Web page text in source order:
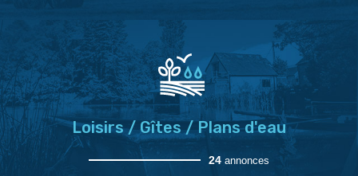
Loisirs / Gîtes / Plans d'eau
24 annonces